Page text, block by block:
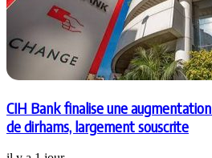
CIH Bank finalise une
de dirhams, largement souscrite